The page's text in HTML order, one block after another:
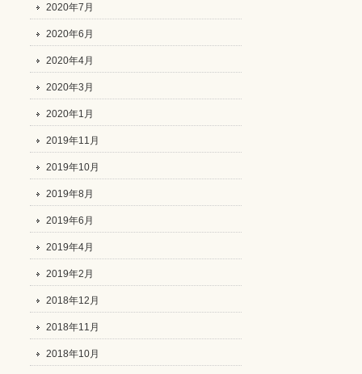
2020年7月
2020年6月
2020年4月
2020年3月
2020年1月
2019年11月
2019年10月
2019年8月
2019年6月
2019年4月
2019年2月
2018年12月
2018年11月
2018年10月